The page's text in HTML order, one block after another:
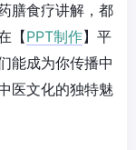
膳食疗讲解，都
【PPT制作】平
能成为你传播中
医文化的独特魅